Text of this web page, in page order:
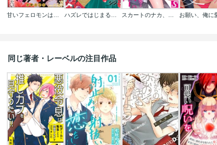
甘いフェロモンは誰のもの? 執愛王子は匂いフェチ令嬢をとろとろに愛したい(分冊版) ハズレではじまる溺愛人生～仕組まれた恋の相手はハイスぺ社長 スカートのナカ、寝取られ中。～風紀委員は不良に絶対服従です
同じ著者・レーベルの注目作品